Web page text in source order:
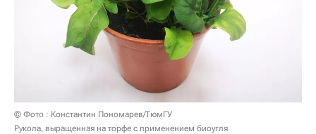
© Фото : Константин Пономарев/ТюмГУ
Рукола, выращенная на торфе с применением биоугля